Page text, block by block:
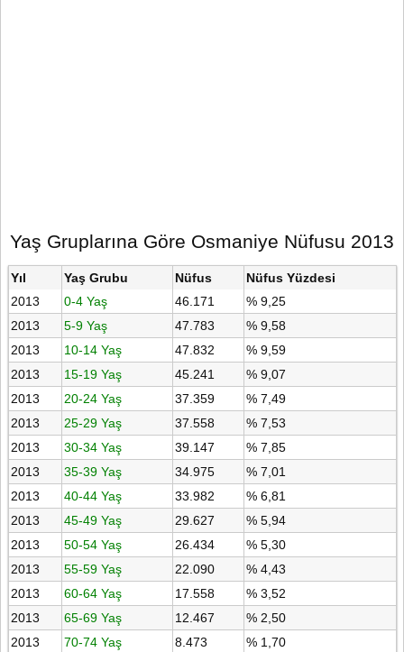
Yaş Gruplarına Göre Osmaniye Nüfusu 2013
Yıl Yaş Grubu Nüfus
Nüfus Yüzdesi
2013
0-4 Yaş 46.171
% 9,25
2013
5-9 Yaş 47.783
% 9,58
2013
10-14 Yaş 47.832
% 9,59
2013
15-19 Yaş 45.241
% 9,07
2013
20-24 Yaş 37.359
% 7,49
2013
25-29 Yaş 37.558
% 7,53
2013
30-34 Yaş 39.147
% 7,85
2013
35-39 Yaş 34.975
% 7,01
2013
40-44 Yaş 33.982
% 6,81
2013
45-49 Yaş 29.627
% 5,94
2013
50-54 Yaş 26.434
% 5,30
2013
55-59 Yaş 22.090
% 4,43
2013
60-64 Yaş 17.558
% 3,52
2013
65-69 Yaş 12.467
% 2,50
2013
70-74 Yaş 8.473 % 1,70